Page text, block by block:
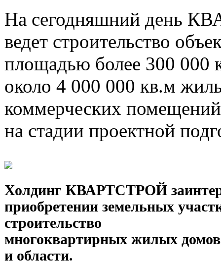
На сегодняшний день
ведет строительство
площадью более 300 000
около 4 000 000 кв.м
коммерческих
на стадии проектной
Холдинг КВАРТСТРОЙ
приобретении земельных
строительство
многоквартирных жилых
и области.